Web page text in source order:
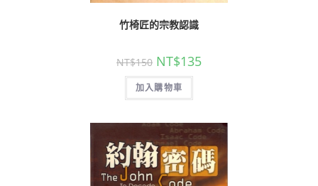
竹椅匠的宗教認識
NT$150 NT$135
加入購物車